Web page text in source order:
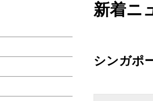
新着ニ
シンガポ